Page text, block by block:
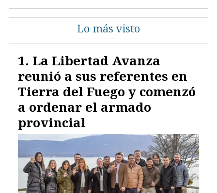
Lo más visto
La Libertad Avanza
reunió a sus referentes en
Tierra del Fuego y comenzó
a ordenar el armado
provincial